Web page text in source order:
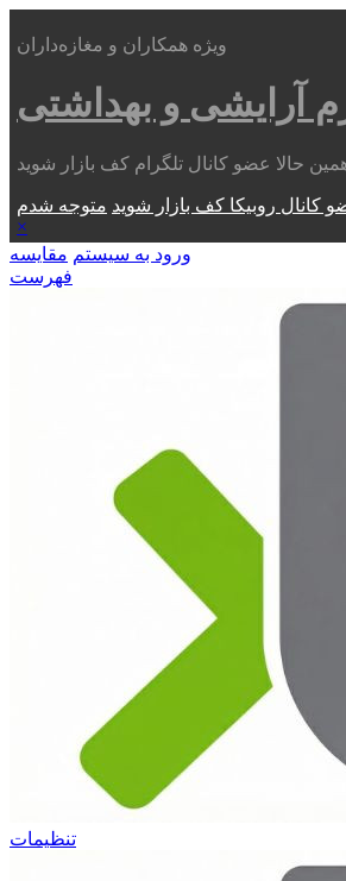
ویژه همکاران و مغازه‌داران
آرایشی و بهداشتی
کانال روبیکا کف بازار شوید
×
ورود به سیستم مقایسه
فهرست
تنظیمات